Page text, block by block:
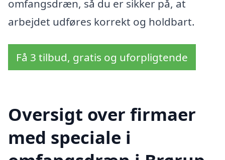
omfangsdræn, så du er sikker på, at
arbejdet udføres korrekt og holdbart.
Få 3 tilbud, gratis og uforpligtende
Oversigt over firmaer
med speciale i